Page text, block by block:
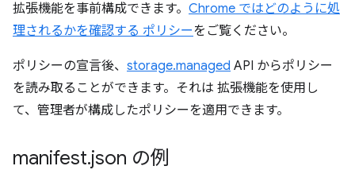
拡張機能を事前構成できます。 Chrome ではどのように処
理されるかを確認する ポリシーをご覧ください。
ポリシーの宣言後、 storage.managed API からポリシー
を読み取ることができます。それは 拡張機能を使用し
て、管理者が構成したポリシーを適用できます。
manifest.json の例